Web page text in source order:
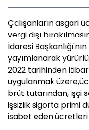
Çalışanların asgari
vergi dışı
İdaresi
yayımlanarak
2022 tarihinden
uygulanmak
brüt tutarından, işçi
işsizlik sigorta primi
isabet eden ücretleri